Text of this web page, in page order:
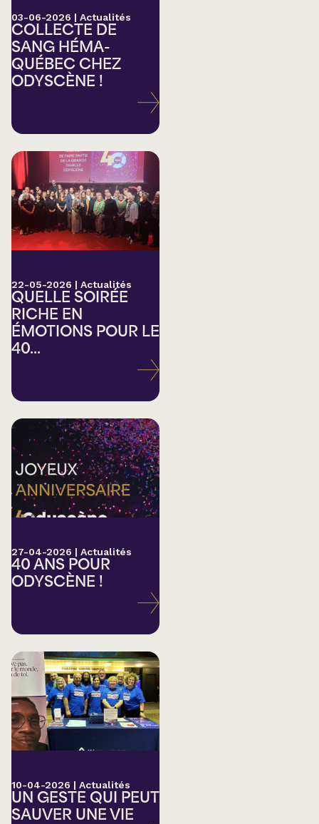
03-06-2026 | Actualités
COLLECTE DE
SANG HÉMA-
QUÉBEC CHEZ
ODYSCÈNE !
22-05-2026 | Actualités
QUELLE SOIRÉE
RICHE EN
ÉMOTIONS POUR LE
40...
27-04-2026 | Actualités
40 ANS POUR
ODYSCÈNE !
10-04-2026 | Actualités
UN GESTE QUI PEUT
SAUVER UNE VIE